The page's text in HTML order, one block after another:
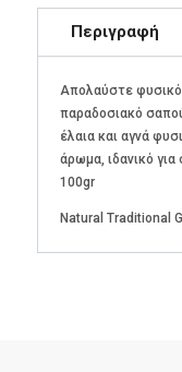
Περιγραφή
Απολαύστε φυσικό
παραδοσιακό
έλαια και αγνά
άρωμα, ιδανικό
100gr
Natural Traditional